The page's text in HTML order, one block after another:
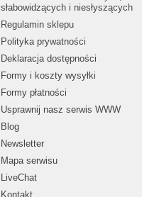
słabowidzących i niesłyszących
Regulamin sklepu
Polityka prywatności
Deklaracja dostępności
Formy i koszty wysyłki
Formy płatności
Usprawnij nasz serwis WWW
Blog
Newsletter
Mapa serwisu
LiveChat
Kontakt